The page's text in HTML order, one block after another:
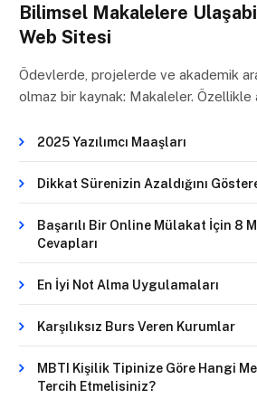
Bilimsel Makalelere
Web Sitesi
Ödevlerde, projelerde ve akademik
olmaz bir kaynak: Makaleler. Özellikle
2025 Yazılımcı Maaşları
Dikkat Sürenizin Azaldığını
Başarılı Bir Online Mülakat İçin 8
Cevapları
En İyi Not Alma Uygulamaları
Karşılıksız Burs Veren Kurumlar
MBTI Kişilik Tipinize Göre Hangi
Tercih Etmelisiniz?